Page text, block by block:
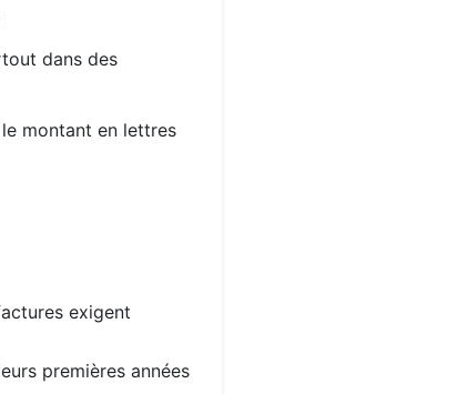
dans des
montant en lettres
exigent
premières années